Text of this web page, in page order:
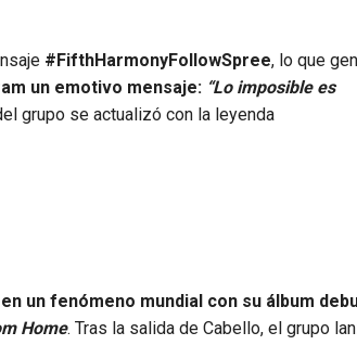
#FifthHarmonyFollowSpree, lo que
un emotivo mensaje: “Lo imposible es
grupo se actualizó con la leyenda
un fenómeno mundial con su álbum
Home. Tras la salida de Cabello, el grupo